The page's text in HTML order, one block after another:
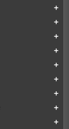
add
add
add
add
add
add
add
add
add